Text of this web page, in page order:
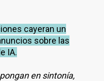
cayeran un
sobre las
IA.
en sintonía,